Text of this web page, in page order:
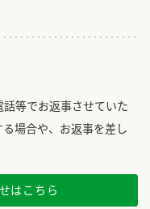
等でお返事させていた
場合や、お返事を差し
はこちら